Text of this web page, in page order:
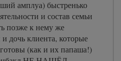
амплуа) быстренько
и состав семьи
позже к нему же
дочь клиента, которые
(как и их папаша!)